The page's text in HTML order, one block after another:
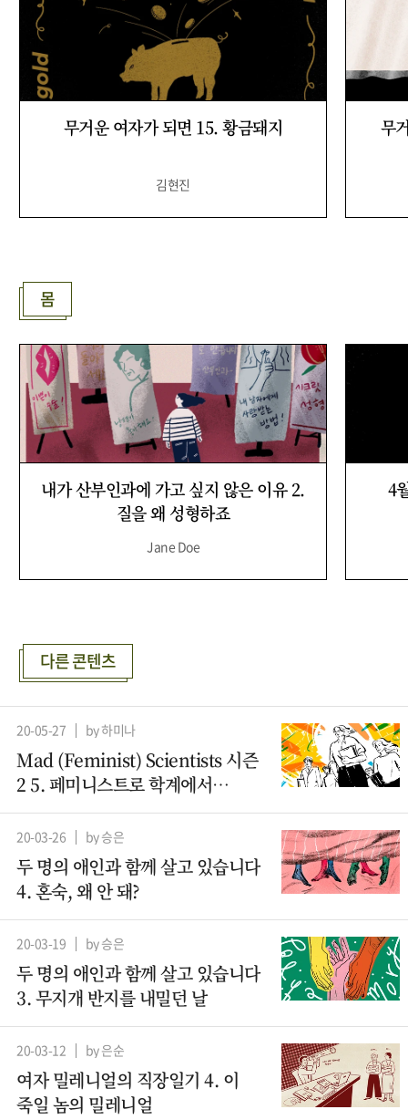
무거운 여자가 되면 15. 황금돼지
김현진
무
몸
내가 산부인과에 가고 싶지 않은 이유 2.
질을 왜 성형하죠
Jane Doe
4
다른 콘텐츠
20-05-27 by 하미나
Mad (Feminist) Scientists 시즌
2 5. 페미니스트로 학계에서
살아남기
20-03-26 by 승은
두 명의 애인과 함께 살고 있습니다
4. 혼숙, 왜 안 돼?
20-03-19 by 승은
두 명의 애인과 함께 살고 있습니다
3. 무지개 반지를 내밀던 날
20-03-12 by 은순
여자 밀레니얼의 직장일기 4. 이
죽일 놈의 밀레니얼